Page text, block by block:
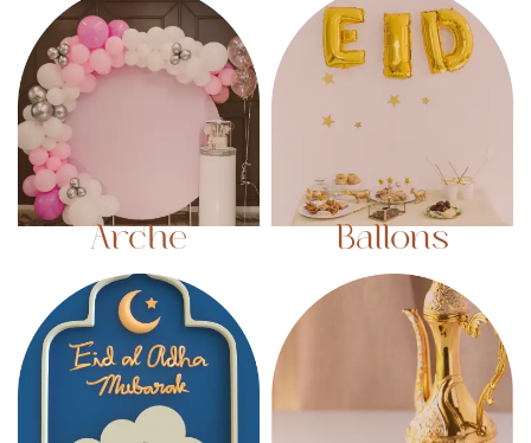
Arche Ballons